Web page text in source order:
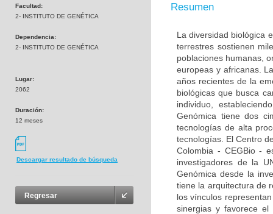
Facultad:
2- INSTITUTO DE GENÉTICA
Dependencia:
2- INSTITUTO DE GENÉTICA
Lugar:
2062
Duración:
12 meses
Descargar resultado de búsqueda
Regresar
Resumen
La diversidad biológica
terrestres sostienen
poblaciones humanas,
europeas y africanas.
años recientes de la
biológicas que busca
individuo,
Genómica tiene dos
tecnologías de alta
tecnologías. El Centro
Colombia - CEGBio -
investigadores de la
Genómica desde la
tiene la arquitectura de
los vínculos
sinergias y favorece el